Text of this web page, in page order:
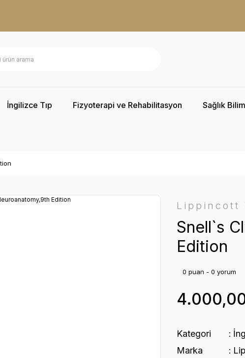
İngilizce Tıp Fizyoterapi ve Rehabilitasyon Sağlık
Lippincott
Snell`s
Edition
0 puan - 0 yorum
Kategori
Marka